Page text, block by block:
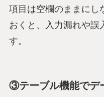
項目は空欄のままにし
おくと、入力漏れや誤
す。
③テーブル機能でデ